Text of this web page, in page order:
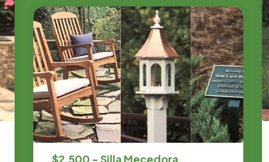
$2,500 - Silla Mecedora,